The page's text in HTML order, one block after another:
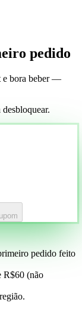
pedido
e bora beber —
pedido feito
R$60 (não